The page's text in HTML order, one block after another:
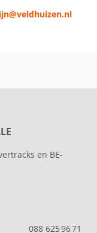
en BE-
088 625 96 71